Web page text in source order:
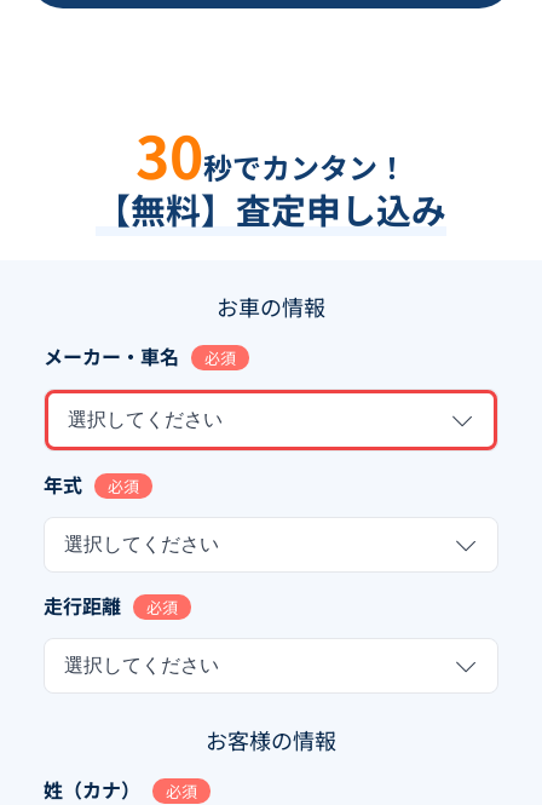
30秒でカンタン！
【無料】査定申し込み
お車の情報
メーカー・車名 必須
選択してください
年式 必須
選択してください
走行距離 必須
選択してください
お客様の情報
姓（カナ） 必須